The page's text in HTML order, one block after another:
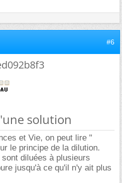
#6
solution
et Vie, on peut lire "
le principe de la dilution.
diluées à plusieurs
jusqu'à ce qu'il n'y ait plus